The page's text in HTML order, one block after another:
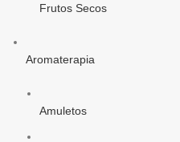
Frutos Secos
Aromaterapia
Amuletos